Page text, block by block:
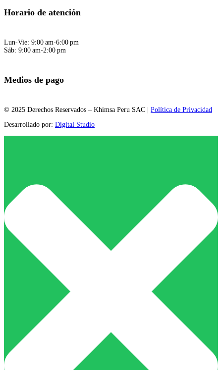
Horario de atención
Lun-Vie: 9:00 am-6:00 pm
Sáb: 9:00 am-2:00 pm
Medios de pago
© 2025 Derechos Reservados – Khimsa Peru SAC | Política de Privacidad
Desarrollado por: Digital Studio